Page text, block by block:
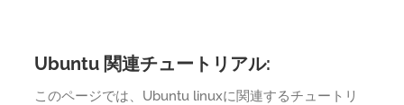
Ubuntu 関連チュートリアル:
このページでは、Ubuntu linuxに関連するチュートリ